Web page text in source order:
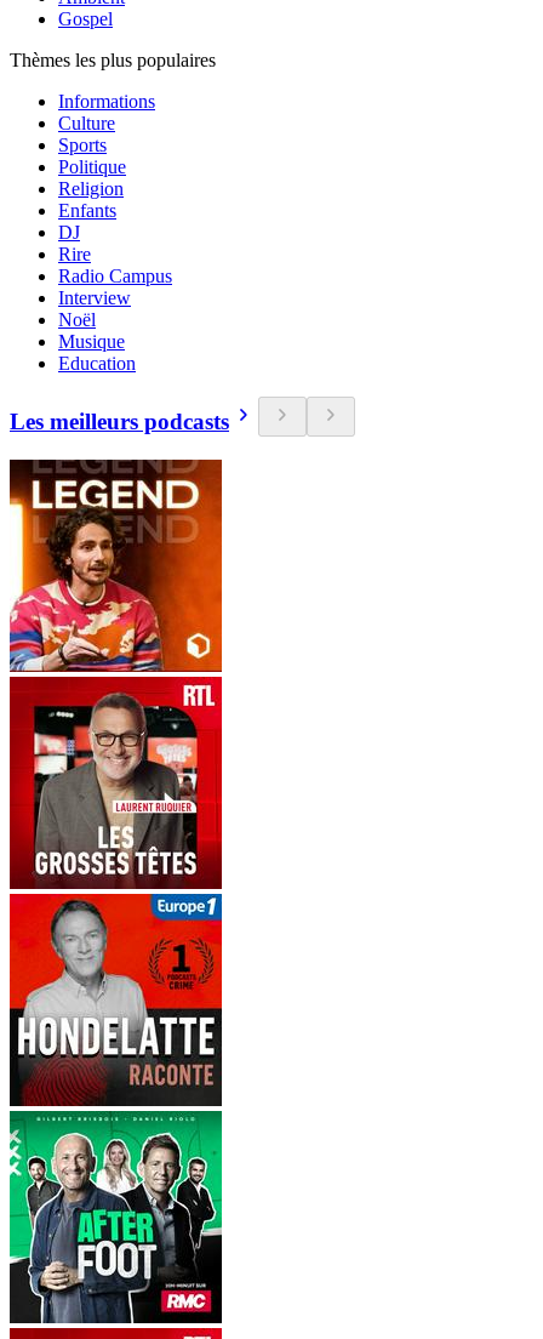
Gospel
Thèmes les plus populaires
Informations
Culture
Sports
Politique
Religion
Enfants
DJ
Rire
Radio Campus
Interview
Noël
Musique
Education
Les meilleurs podcasts